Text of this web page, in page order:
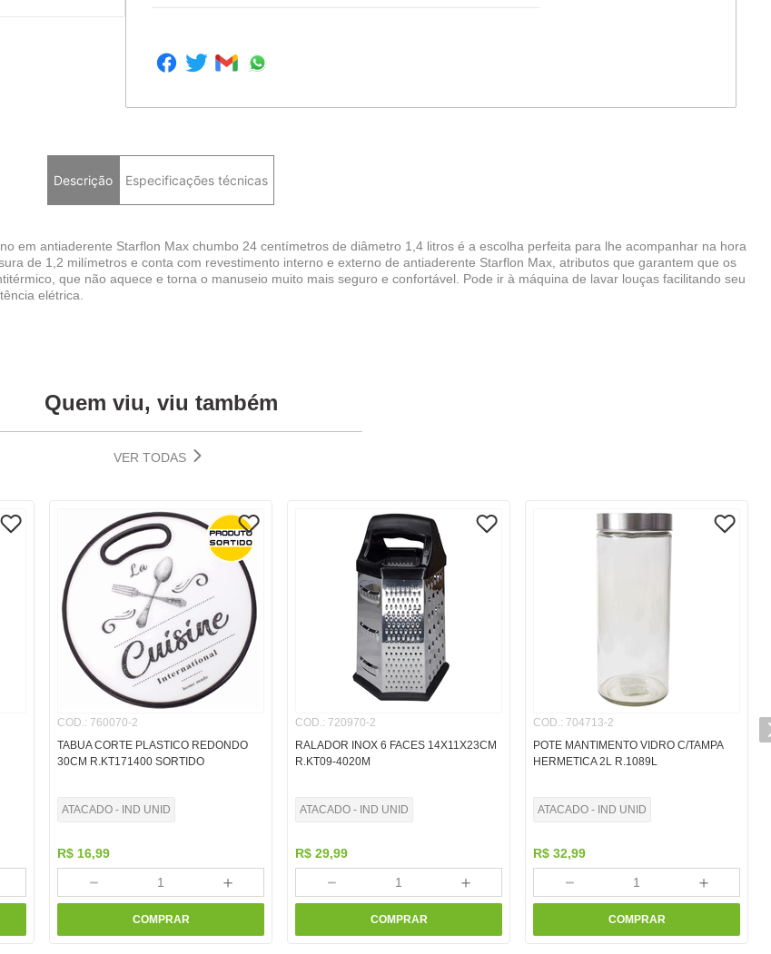
Descrição Especificações técnicas
em antiaderente Starflon Max chumbo 24 centímetros de diâmetro 1,4 litros é a escolha perfeita para lhe acompanhar na hora
de 1,2 milímetros e conta com revestimento interno e externo de antiaderente Starflon Max, atributos que garantem que os
que não aquece e torna o manuseio muito mais seguro e confortável. Pode ir à máquina de lavar louças facilitando seu
elétrica.
Quem viu, viu também
VER TODAS
COD.: 760070-2
TABUA CORTE PLASTICO REDONDO
30CM R.KT171400 SORTIDO
ATACADO - IND UNID
R$ 16,99
＋
－
COMPRAR
COD.: 720970-2
RALADOR INOX 6 FACES 14X11X23CM
R.KT09-4020M
ATACADO - IND UNID
R$ 29,99
＋
－
COMPRAR
COD.: 704713-2
POTE MANTIMENTO VIDRO C/TAMPA
HERMETICA 2L R.1089L
ATACADO - IND UNID
R$ 32,99
＋
－
COMPRAR